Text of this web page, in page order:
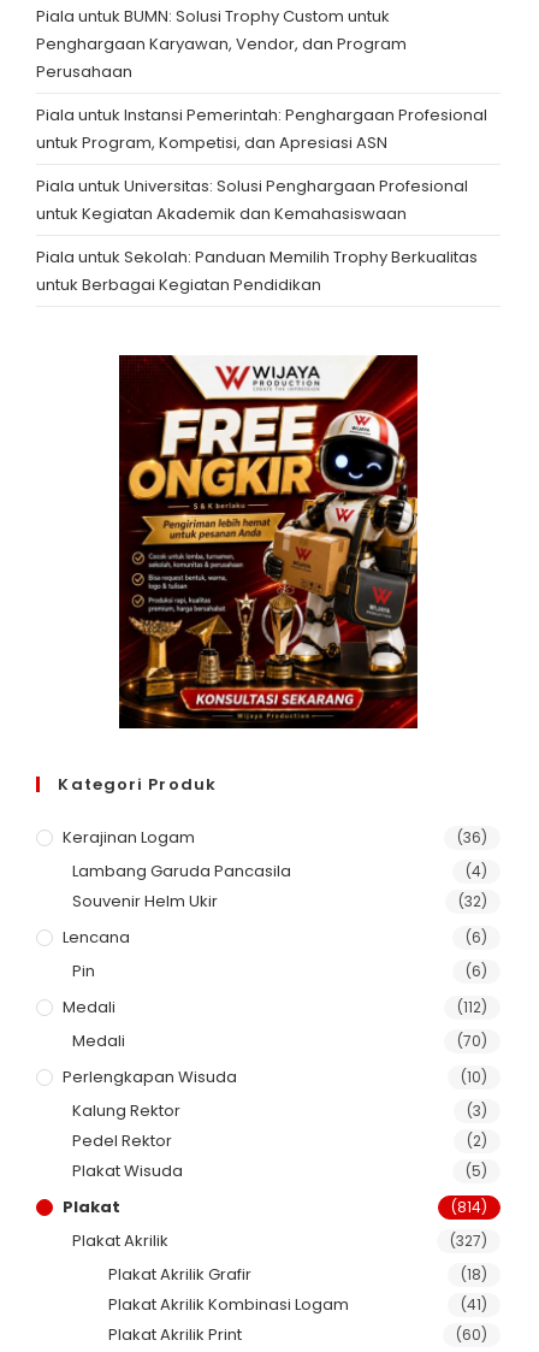
Piala untuk BUMN: Solusi Trophy Custom untuk
Penghargaan Karyawan, Vendor, dan Program
Perusahaan
Piala untuk Instansi Pemerintah: Penghargaan Profesional
untuk Program, Kompetisi, dan Apresiasi ASN
Piala untuk Universitas: Solusi Penghargaan Profesional
untuk Kegiatan Akademik dan Kemahasiswaan
Piala untuk Sekolah: Panduan Memilih Trophy Berkualitas
untuk Berbagai Kegiatan Pendidikan
Kategori Produk
Kerajinan Logam (36)
Lambang Garuda Pancasila (4)
Souvenir Helm Ukir (32)
Lencana (6)
Pin (6)
Medali (112)
Medali (70)
Perlengkapan Wisuda (10)
Kalung Rektor (3)
Pedel Rektor (2)
Plakat Wisuda (5)
Plakat (814)
Plakat Akrilik (327)
Plakat Akrilik Grafir (18)
Plakat Akrilik Kombinasi Logam (41)
Plakat Akrilik Print (60)